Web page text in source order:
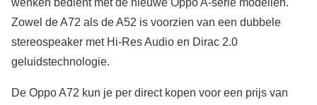
Zowel de A72 als de A52 is voorzien van een dubbele
stereospeaker met Hi-Res Audio en Dirac 2.0
geluidstechnologie.
De Oppo A72 kun je per direct kopen voor een prijs van